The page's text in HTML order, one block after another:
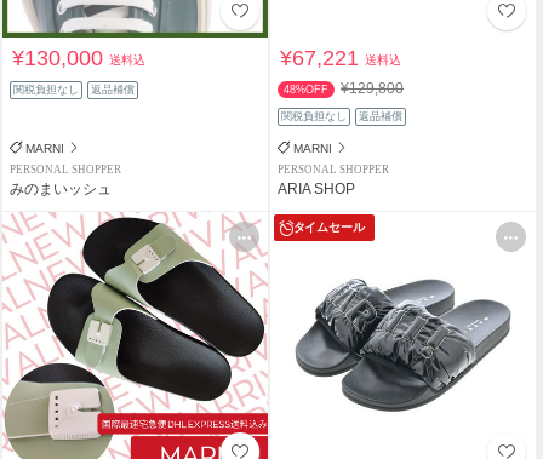
¥130,000送料込
関税負担なし 返品補償
MARNI
PERSONAL SHOPPER
みのまいッシュ
¥67,221送料込
48%OFF ¥129,800
関税負担なし 返品補償
MARNI
PERSONAL SHOPPER
ARIA SHOP
タイムセール